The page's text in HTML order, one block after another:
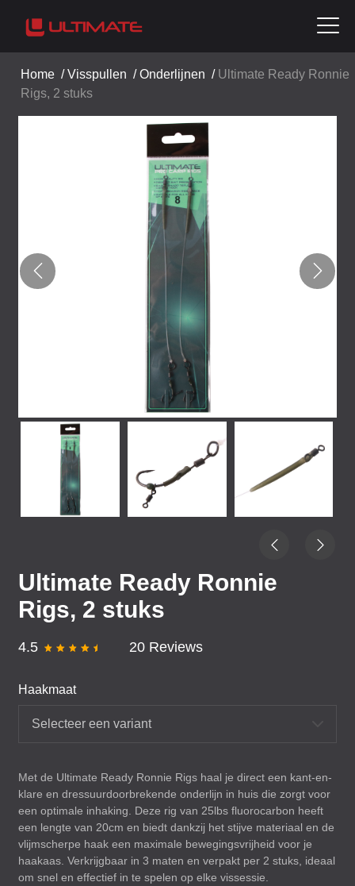
Home /Visspullen /Onderlijnen / Ultimate Ready Ronnie
Rigs, 2 stuks
Ultimate Ready Ronnie
Rigs, 2 stuks
4.5 20 Reviews
Haakmaat
Selecteer een variant
Met de Ultimate Ready Ronnie Rigs haal je direct een kant-en-
klare en dressuurdoorbrekende onderlijn in huis die zorgt voor
een optimale inhaking. Deze rig van 25lbs fluorocarbon heeft
een lengte van 20cm en biedt dankzij het stijve materiaal en de
vlijmscherpe haak een maximale bewegingsvrijheid voor je
haakaas. Verkrijgbaar in 3 maten en verpakt per 2 stuks, ideaal
om snel en effectief in te spelen op elke vissessie.